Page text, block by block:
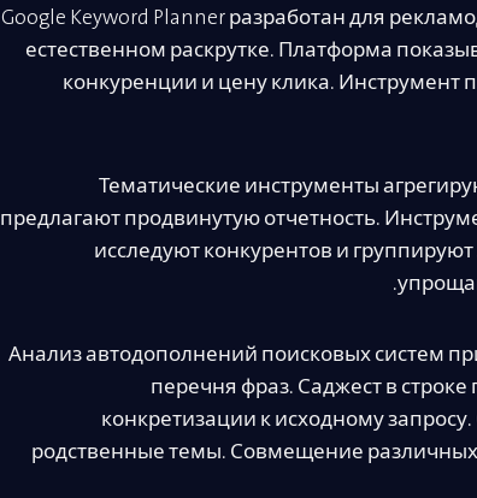
Google Keyword Planner разработан для
естественном раскрутке. Платформа
конкуренции и цену клика. Инструмент
Тематические инструменты
предлагают продвинутую отчетность.
исследуют конкурентов и
Анализ автодополнений поисковых систем
перечня фраз. Саджест в
конкретизации к исходному
родственные темы. Совмещение